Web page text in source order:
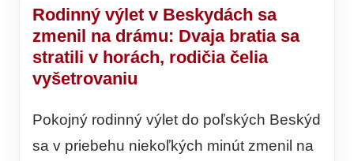
Rodinný výlet v Beskydách sa
zmenil na drámu: Dvaja bratia sa
stratili v horách, rodičia čelia
vyšetrovaniu
Pokojný rodinný výlet do poľských Beskýd
sa v priebehu niekoľkých minút zmenil na